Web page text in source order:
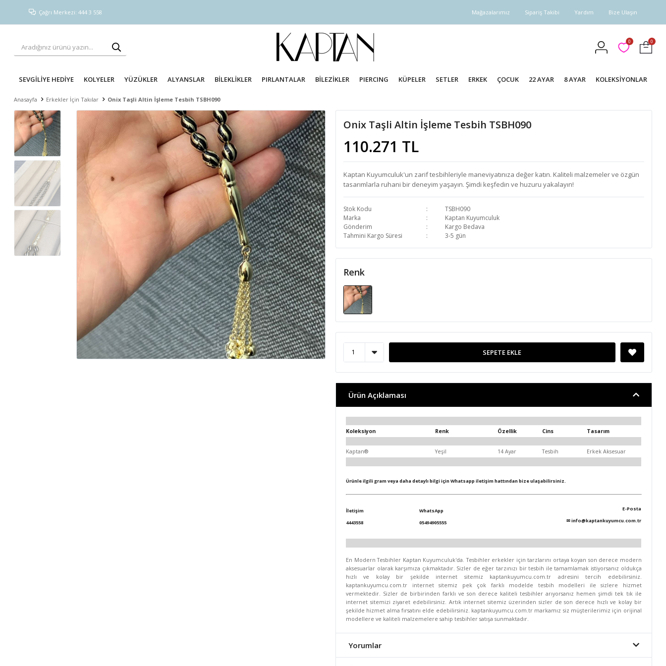
Çağrı Merkezi: 444 3 558 Mağazalarımız Sipariş Takibi Yardım Bize Ulaşın
0 0
SEVGİLİYE HEDİYE KOLYELER YÜZÜKLER ALYANSLAR BİLEKLİKLER PIRLANTALAR BİLEZİKLER PIERCING KÜPELER SETLER ERKEK ÇOCUK 22 AYAR 8 AYAR KOLEKSİYONLAR
Anasayfa Erkekler İçin Takılar Onix Taşli Altin İşleme Tesbih TSBH090
Onix Taşli Altin İşleme Tesbih TSBH090
110.271 TL
Kaptan Kuyumculuk'un zarif tesbihleriyle maneviyatınıza değer katın. Kaliteli malzemeler ve özgün
tasarımlarla ruhani bir deneyim yaşayın. Şimdi keşfedin ve huzuru yakalayın!
Stok Kodu
TSBH090
Marka
Kaptan Kuyumculuk
Gönderim
Kargo Bedava
Tahmini Kargo Süresi
3-5 gün
Renk
SEPETE EKLE
Ürün Açıklaması
Koleksiyon Renk Özellik Cins Tasarım
Kaptan® Yeşil 14 Ayar Tesbih Erkek Aksesuar
Ürünle ilgili gram veya daha detaylı bilgi için Whatsapp iletişim hattından bize ulaşabilirsiniz.
İletişim
4443558
WhatsApp
05494905555
E-Posta
✉info@kaptankuyumcu.com.tr
En Modern Tesbihler Kaptan Kuyumculuk'da. Tesbihler erkekler için tarzlarını ortaya koyan son derece modern
aksesuarlar olarak karşımıza çıkmaktadır. Sizler de eğer tarzınızı bir tesbih ile tamamlamak istiyorsanız oldukça
hızlı ve kolay bir şekilde internet sitemiz kaptankuyumcu.com.tr adresini tercih edebilirsiniz.
kaptankuyumcu.com.tr internet sitemiz pek çok farklı modelde tesbih modelleri ile sizlere hizmet
vermektedir. Sizler de birbirinden farklı ve son derece kaliteli tesbihler arıyorsanız hemen şimdi tek tık ile
internet sitemizi ziyaret edebilirsiniz. Artık internet sitemiz üzerinden sizler de son derece hızlı ve kolay bir
şekilde hizmet alma fırsatını elde edebilirsiniz. kaptankuyumcu.com.tr markamız siz müşterilerimiz için orijinal
modellere ve kaliteli malzemelere sahip tesbihler satışa sunmaktadır.
Yorumlar